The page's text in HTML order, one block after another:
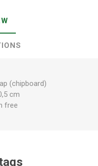
(chipboard)
cm
free